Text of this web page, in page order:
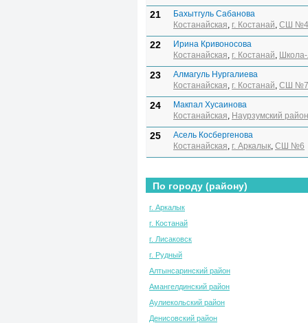
21
Бахытгуль Сабанова
Костанайская, г. Костанай, СШ №4
22
Ирина Кривоносова
Костанайская, г. Костанай,
23
Алмагуль Нургалиева
Костанайская, г. Костанай, СШ №7
24
Макпал Хусаинова
Костанайская, Наурзумский район
25
Асель Косбергенова
Костанайская, г. Аркалык, СШ №6
По городу (району)
г. Аркалык
г. Костанай
г. Лисаковск
г. Рудный
Алтынсаринский район
Амангелдинский район
Аулиекольский район
Денисовский район